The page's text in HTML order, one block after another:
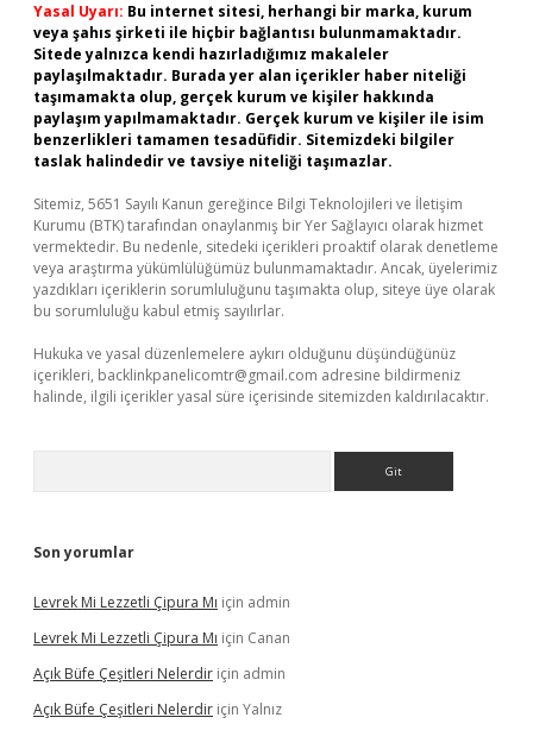
Yasal Uyarı: Bu internet sitesi, herhangi bir marka, kurum
veya şahıs şirketi ile hiçbir bağlantısı bulunmamaktadır.
Sitede yalnızca kendi hazırladığımız makaleler
paylaşılmaktadır. Burada yer alan içerikler haber niteliği
taşımamakta olup, gerçek kurum ve kişiler hakkında
paylaşım yapılmamaktadır. Gerçek kurum ve kişiler ile isim
benzerlikleri tamamen tesadüfidir. Sitemizdeki bilgiler
taslak halindedir ve tavsiye niteliği taşımazlar.
Sitemiz, 5651 Sayılı Kanun gereğince Bilgi Teknolojileri ve İletişim
Kurumu (BTK) tarafından onaylanmış bir Yer Sağlayıcı olarak hizmet
vermektedir. Bu nedenle, sitedeki içerikleri proaktif olarak denetleme
veya araştırma yükümlülüğümüz bulunmamaktadır. Ancak, üyelerimiz
yazdıkları içeriklerin sorumluluğunu taşımakta olup, siteye üye olarak
bu sorumluluğu kabul etmiş sayılırlar.
Hukuka ve yasal düzenlemelere aykırı olduğunu düşündüğünüz
içerikleri, backlinkpanelicomtr@gmail.com adresine bildirmeniz
halinde, ilgili içerikler yasal süre içerisinde sitemizden kaldırılacaktır.
Son yorumlar
Levrek Mi Lezzetli Çipura Mı için admin
Levrek Mi Lezzetli Çipura Mı için Canan
Açık Büfe Çeşitleri Nelerdir için admin
Açık Büfe Çeşitleri Nelerdir için Yalnız